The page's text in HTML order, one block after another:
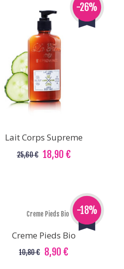
-26%
Lait Corps Supreme
25,60 € 18,90 €
-18%
Creme Pieds Bio
10,80 € 8,90 €